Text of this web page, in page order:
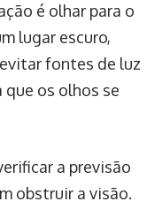
é olhar para o
lugar escuro,
fontes de luz
os olhos se
a previsão
obstruir a visão.